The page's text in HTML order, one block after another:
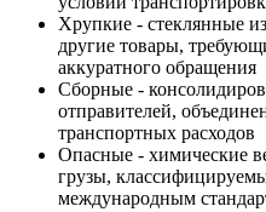
Хрупкие - стеклянные
другие товары,
аккуратного обращения
Сборные -
отправителей,
транспортных расходов
Опасные - химические
грузы,
международным